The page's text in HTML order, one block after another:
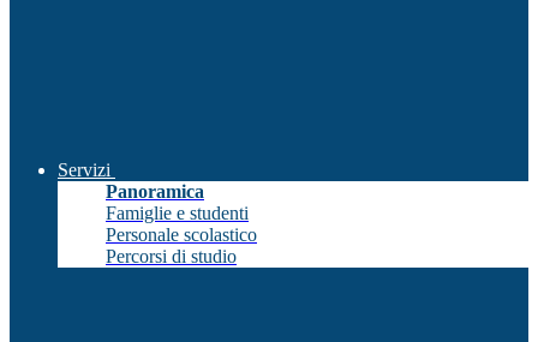
Servizi
Panoramica
Famiglie e studenti
Personale scolastico
Percorsi di studio